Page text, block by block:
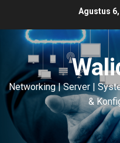
content
Agustus
Networking | Server |
&